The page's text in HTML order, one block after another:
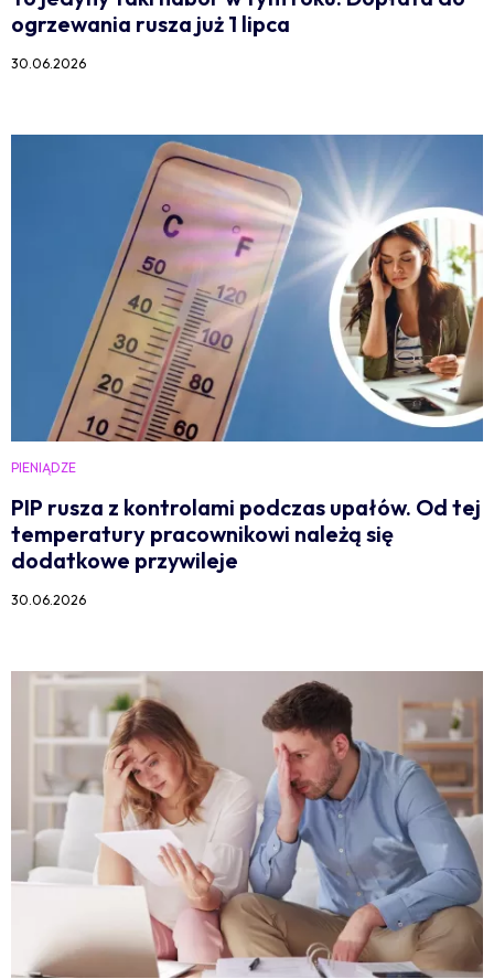
ogrzewania rusza już 1 lipca
30.06.2026
PIENIĄDZE
PIP rusza z kontrolami podczas upałów. Od tej
temperatury pracownikowi należą się
dodatkowe przywileje
30.06.2026